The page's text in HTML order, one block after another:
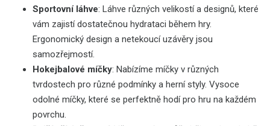
Sportovní láhve: Láhve různých velikostí a designů, které
vám zajistí dostatečnou hydrataci během hry.
Ergonomický design a netekoucí uzávěry jsou
samozřejmostí.
Hokejbalové míčky: Nabízíme míčky v různých
tvrdostech pro různé podmínky a herní styly. Vysoce
odolné míčky, které se perfektně hodí pro hru na každém
povrchu.